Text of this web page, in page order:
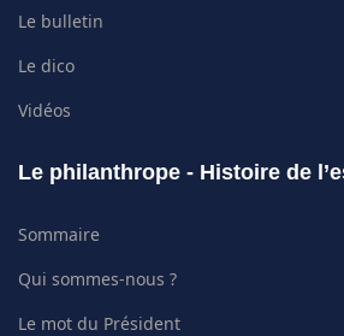
Le bulletin
Le dico
Vidéos
Le philanthrope - Histoire de
Sommaire
Qui sommes-nous ?
Le mot du Président